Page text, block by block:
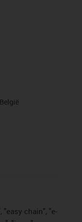
België
"easy chain", "e-